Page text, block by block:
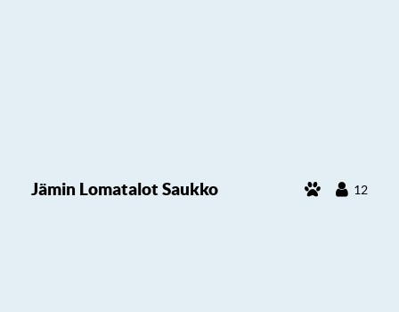
Jämin Lomatalot Saukko 12